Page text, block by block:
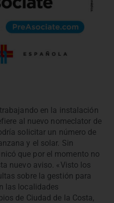
en la instalación
al nuevo nomeclator de
solicitar un número de
y el solar. Sin
que por el momento no
nuevo aviso. «Visto los
sobre la gestión para
las localidades
de Ciudad de la Costa,